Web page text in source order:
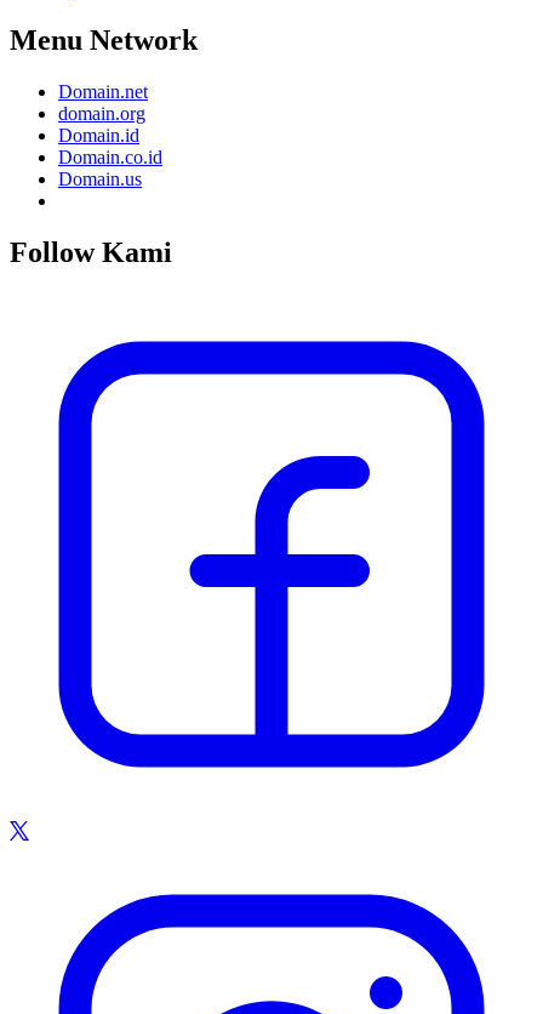
Menu Network
Domain.net
domain.org
Domain.id
Domain.co.id
Domain.us
Follow Kami